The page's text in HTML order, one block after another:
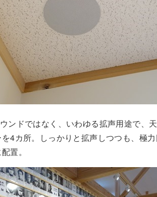
ンドではなく、いわゆる拡声用途で、
4カ所。しっかりと拡声しつつも、極
置。